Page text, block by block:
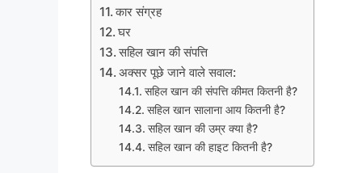
कार संग्रह
घर
सहिल खान की संपत्ति
अक्सर पूछे जाने वाले सवाल:
सहिल खान की संपत्ति कीमत कितनी है?
सहिल खान सालाना आय कितनी है?
सहिल खान की उम्र क्या है?
सहिल खान की हाइट कितनी है?